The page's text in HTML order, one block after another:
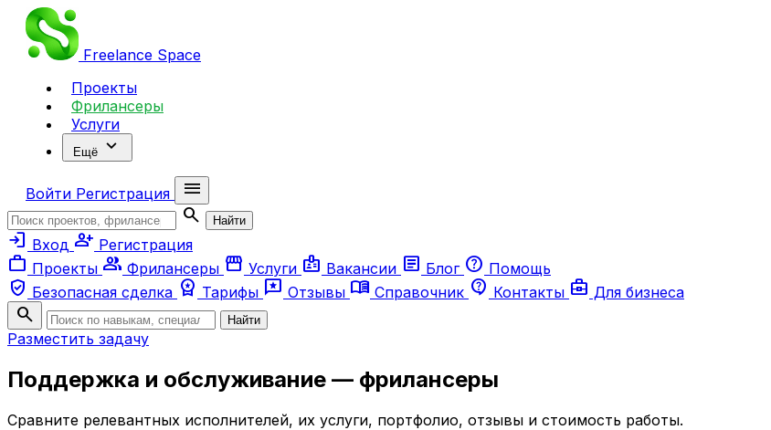
Freelance Space
Проекты
Фрилансеры
Услуги
Ещё expand_more
Войти Регистрация
menu
search
Найти
login Вход person_add Регистрация
work Проекты group Фрилансеры storefront Услуги badge Вакансии article Блог help Помощь
verified_user Безопасная сделка workspace_premium Тарифы reviews Отзывы menu_book Справочник contact_support Контакты business_center Для бизнеса
search Найти
Разместить задачу
Поддержка и обслуживание — фрилансеры
Сравните релевантных исполнителей, их услуги, портфолио, отзывы и стоимость работы.